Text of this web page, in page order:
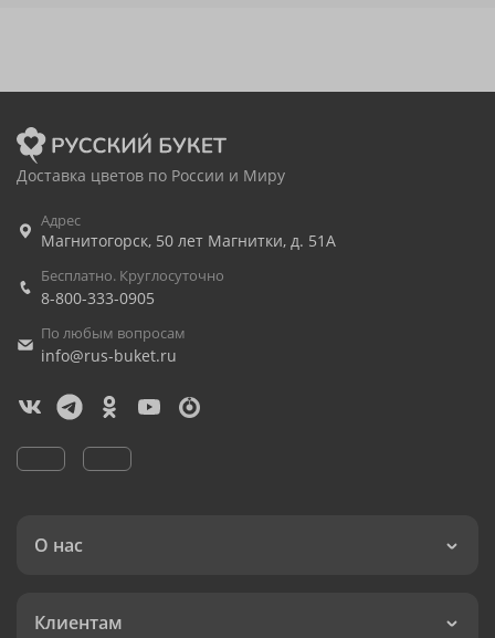
Доставка цветов по России и Миру
Адрес
Магнитогорск, 50 лет Магнитки, д. 51А
Бесплатно. Круглосуточно
8-800-333-0905
По любым вопросам
info@rus-buket.ru
О нас
Клиентам